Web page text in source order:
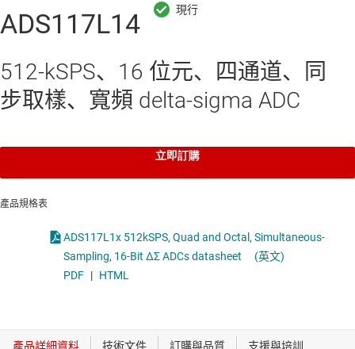
ADS117L14
512-kSPS、16 位元、四通道、同
步取樣、寬頻 delta-sigma ADC
立即訂購
產品規格表
ADS117L1x 512kSPS, Quad and Octal, Simultaneous-
Sampling, 16-Bit ΔΣ ADCs datasheet
(英文)
PDF | HTML